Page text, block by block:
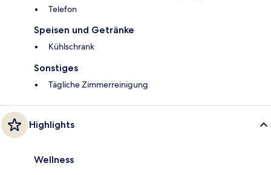
Telefon
Speisen und Getränke
Kühlschrank
Sonstiges
Tägliche Zimmerreinigung
Highlights
Wellness